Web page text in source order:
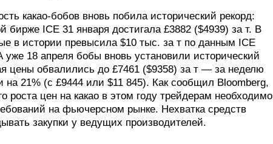
какао-бобов вновь побила исторический рекорд:
бирже ICE 31 января достигала £3882 ($4939) за т. В
в истории превысила $10 тыс. за т по данным ICE
18 апреля бобы вновь установили исторический
обвалились до £7461 ($9358) за т — за неделю
21% (с £9444 или $11 845). Как сообщил Bloomberg,
роста цен на какао в этом году трейдерам необходимо
на фьючерсном рынке. Нехватка средств
закупки у ведущих производителей.